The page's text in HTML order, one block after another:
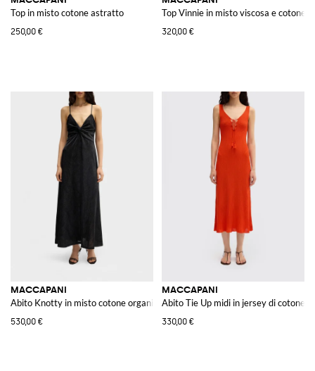
Top in misto cotone astratto
250,00 €
Top Vinnie in misto viscosa e cotone
320,00 €
MACCAPANI
Abito Knotty in misto cotone organico
530,00 €
MACCAPANI
Abito Tie Up midi in jersey di cotone
330,00 €